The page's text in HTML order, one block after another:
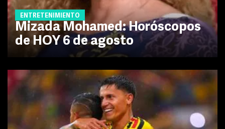
ENTRETENIMIENTO
Mizada Mohamed: Horóscopos
de HOY 6 de agosto